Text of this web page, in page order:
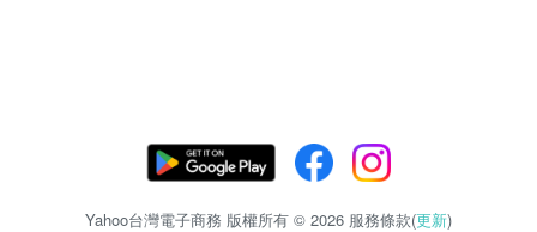
Yahoo台灣電子商務 版權所有 © 2026 服務條款(更新)